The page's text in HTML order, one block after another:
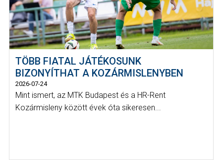
TÖBB FIATAL JÁTÉKOSUNK
BIZONYÍTHAT A KOZÁRMISLENYBEN
2026-07-24
Mint ismert, az MTK Budapest és a HR-Rent
Kozármisleny között évek óta sikeresen...